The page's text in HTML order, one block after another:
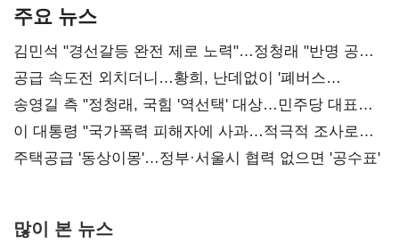
주요 뉴스
김민석 "경선갈등 완전 제로 노력"…정청래 "반명 공세
사과부터"
공급 속도전 외치더니…황희, 난데없이 '폐버스
리모델링' 제안
송영길 측 "정청래, 국힘 '역선택' 대상…민주당 대표로
총선 지휘 못해"
이 대통령 "국가폭력 피해자에 사과…적극적 조사로
진실 밝혀야"
주택공급 '동상이몽'…정부·서울시 협력 없으면 '공수표'
많이 본 뉴스